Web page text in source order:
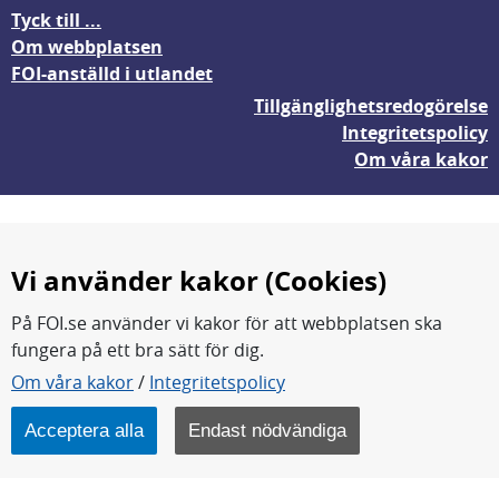
Tyck till ...
Om webbplatsen
FOI-anställd i utlandet
Tillgänglighetsredogörelse
Integritetspolicy
Om våra kakor
FOI forskar för en säkrare värld.
FOI:s kärnverksamhet är forskning, metod- och
teknikutveckling samt analyser och studier.
Myndigheten ligger under Försvarsdepartementet.
Vi använder kakor (Cookies)
På FOI.se använder vi kakor för att webbplatsen ska
fungera på ett bra sätt för dig.
Om våra kakor/ Integritetspolicy
Acceptera alla Endast nödvändiga